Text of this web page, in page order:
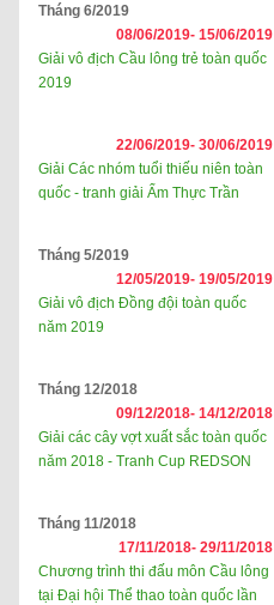
Tháng 6/2019
08/06/2019- 15/06/2019
Giải vô địch Cầu lông trẻ toàn quốc
2019
22/06/2019- 30/06/2019
Giải Các nhóm tuổi thiếu niên toàn
quốc - tranh giải Ẩm Thực Trần
Tháng 5/2019
12/05/2019- 19/05/2019
Giải vô địch Đồng đội toàn quốc
năm 2019
Tháng 12/2018
09/12/2018- 14/12/2018
Giải các cây vợt xuất sắc toàn quốc
năm 2018 - Tranh Cup REDSON
Tháng 11/2018
17/11/2018- 29/11/2018
Chương trình thi đấu môn Cầu lông
tại Đại hội Thể thao toàn quốc lần